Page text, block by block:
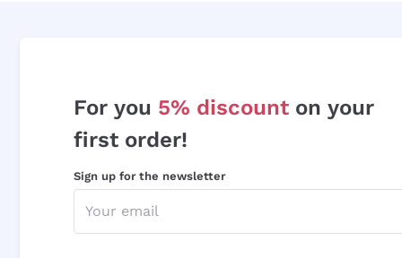
For you 5% discount on your
first order!
Sign up for the newsletter